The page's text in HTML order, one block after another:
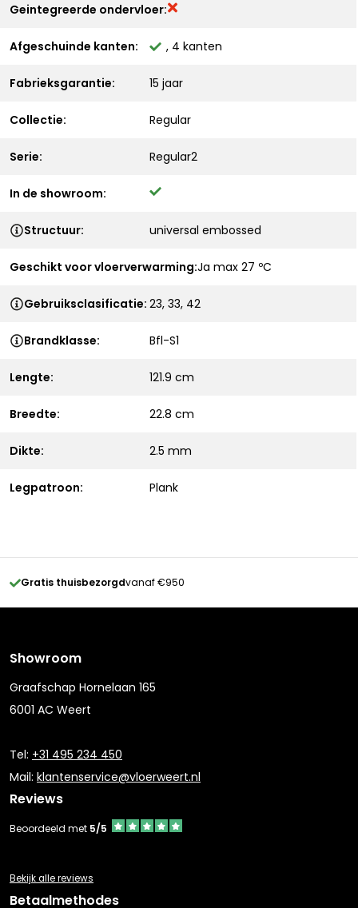
Geintegreerde ondervloer:
Afgeschuinde kanten: , 4 kanten
Fabrieksgarantie: 15 jaar
Collectie: Regular
Serie: Regular2
In de showroom:
Structuur: universal embossed
Geschikt voor vloerverwarming:Ja max 27 ºC
Gebruiksclasificatie: 23, 33, 42
Brandklasse: Bfl-S1
Lengte: 121.9 cm
Breedte: 22.8 cm
Dikte: 2.5 mm
Legpatroon: Plank
Gratis thuisbezorgdvanaf €950
Showroom
Graafschap Hornelaan 165
6001 AC Weert
Tel: +31 495 234 450
Mail: klantenservice@vloerweert.nl
Reviews
Beoordeeld met 5/5
Bekijk alle reviews
Betaalmethodes